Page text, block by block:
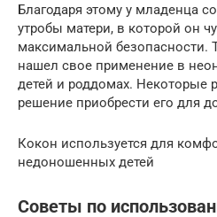
Благодаря этому у младенца
утробы матери, в которой он
максимальной безопасности.
нашел свое применение в
детей и роддомах. Некоторые
решение приобрести его для
Кокон используется для
недоношенных детей
Советы по